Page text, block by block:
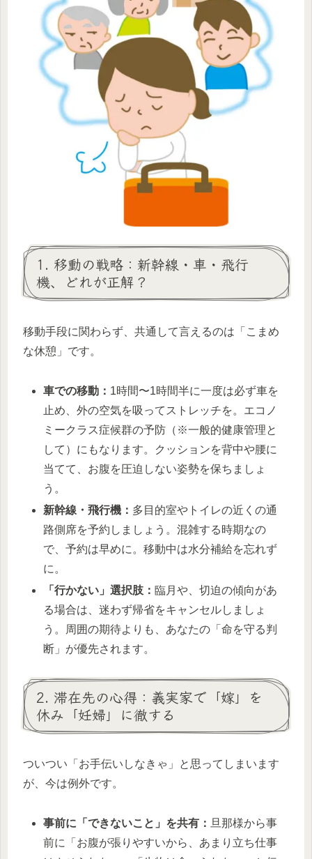
1. 移動の戦略：新幹線・車・飛行
機、どれが正解？
移動手段に関わらず、共通して言えるのは「こまめ
な休憩」です。
車での移動： 1時間〜1時間半に一度は必ず車を
止め、外の空気を吸ってストレッチを。エコノ
ミークラス症候群の予防（※一般的健康管理と
して）にもなります。クッションを背中や腰に
当てて、お腹を圧迫しない姿勢を保ちましょ
う。
新幹線・飛行機： 多目的室やトイレの近くの通
路側席を予約しましょう。混雑する時期なの
で、予約は早めに。移動中は水分補給を忘れず
に。
「行かない」選択肢： 臨月や、切迫の傾向があ
る場合は、迷わず帰省をキャンセルしましょ
う。周囲の期待よりも、あなたの「命を守る判
断」が優先されます。
2. 滞在先の心得：義実家で「嫁」を
休み「妊婦」に徹する
ついつい「お手伝いしなきゃ」と思ってしまいます
が、今は例外です。
事前に「できないこと」を共有： 旦那様から事
前に「お腹が張りやすいから、あまり立ち仕事